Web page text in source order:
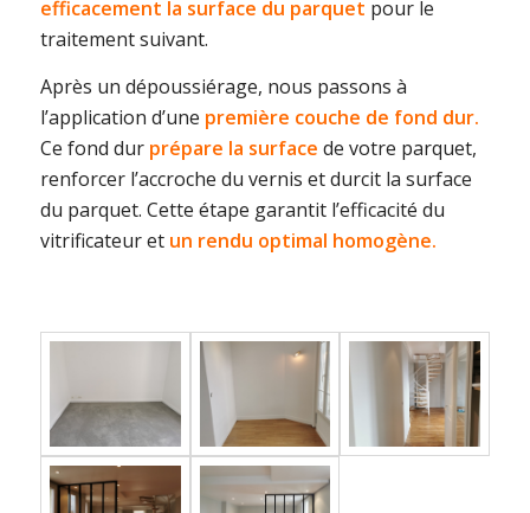
efficacement la surface du parquet pour le
traitement suivant.
Après un dépoussiérage, nous passons à
l’application d’une première couche de fond dur.
Ce fond dur prépare la surface de votre parquet,
renforcer l’accroche du vernis et durcit la surface
du parquet. Cette étape garantit l’efficacité du
vitrificateur et un rendu optimal homogène.